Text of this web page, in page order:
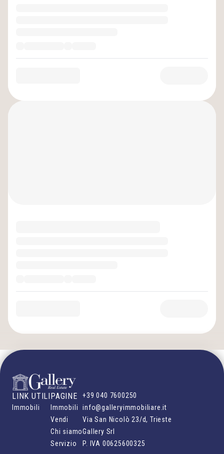
LINK UTILI
Immobili
PAGINE
Immobili
Vendi
Chi siamo
Servizio
+39 040 7600250
info@galleryimmobiliare.it
Via San Nicolò 23/d, Trieste
Gallery Srl
P. IVA 00625600325